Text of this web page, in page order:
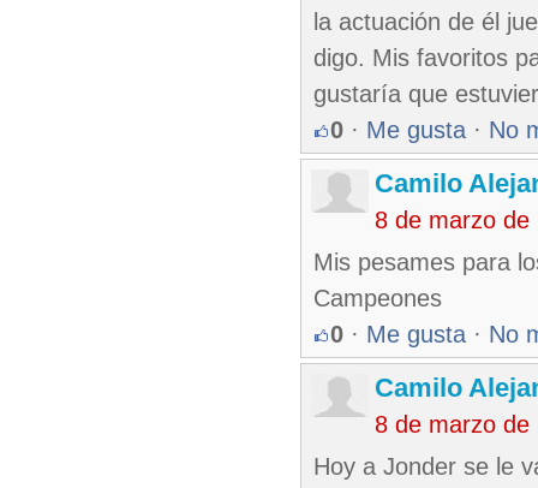
la actuación de él
digo. Mis favoritos
gustaría que
0 · Me gusta · No
Camilo
8 de marzo de
Mis pesames para
Campeones
0 · Me gusta · No
Camilo
8 de marzo de
Hoy a Jonder se le